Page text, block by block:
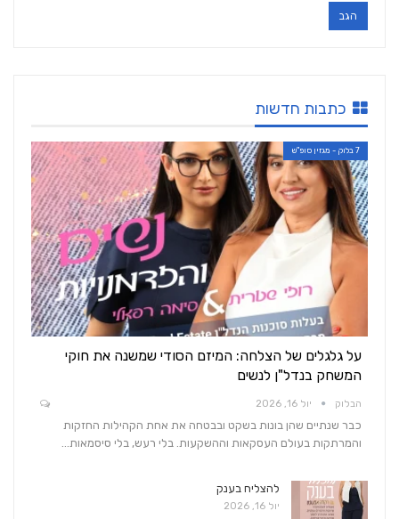
כתבות חדשות
7 בלוק - מגזין סופ"ש
על גלגלים של הצלחה: המיזם הסודי שמשנה את חוקי
המשחק בנדל"ן לנשים
הבלוק יול 16, 2026
כבר שנתיים שהן בונות בשקט ובבטחה את אחת הקהילות החזקות
והמרתקות בעולם העסקאות וההשקעות. בלי רעש, בלי סיסמאות…
להצליח בענק
יול 16, 2026